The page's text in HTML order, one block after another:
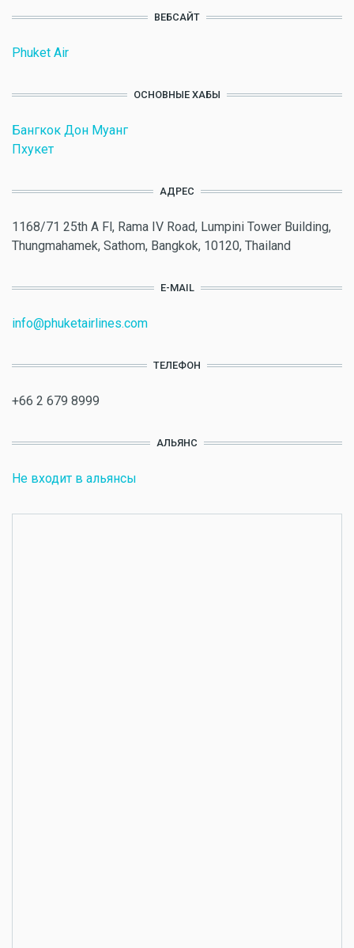
ВЕБСАЙТ
Phuket Air
ОСНОВНЫЕ ХАБЫ
Бангкок Дон Муанг
Пхукет
АДРЕС
1168/71 25th A Fl, Rama IV Road, Lumpini Tower Building,
Thungmahamek, Sathom, Bangkok, 10120, Thailand
E-MAIL
info@phuketairlines.com
ТЕЛЕФОН
+66 2 679 8999
АЛЬЯНС
Не входит в альянсы